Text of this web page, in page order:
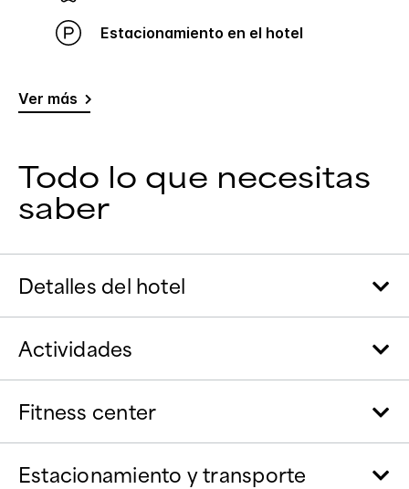
Estacionamiento en el hotel
Ver más
Todo lo que necesitas
saber
Detalles del hotel
Actividades
Fitness center
Estacionamiento y transporte